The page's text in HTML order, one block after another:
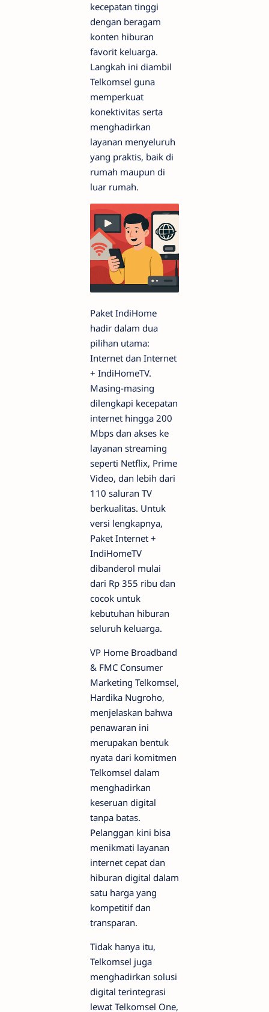
kecepatan tinggi
dengan beragam
konten hiburan
favorit keluarga.
Langkah ini diambil
Telkomsel guna
memperkuat
konektivitas serta
menghadirkan
layanan menyeluruh
yang praktis, baik di
rumah maupun di
luar rumah.
Paket IndiHome
hadir dalam dua
pilihan utama:
Internet dan Internet
+ IndiHomeTV.
Masing-masing
dilengkapi kecepatan
internet hingga 200
Mbps dan akses ke
layanan streaming
seperti Netflix, Prime
Video, dan lebih dari
110 saluran TV
berkualitas. Untuk
versi lengkapnya,
Paket Internet +
IndiHomeTV
dibanderol mulai
dari Rp 355 ribu dan
cocok untuk
kebutuhan hiburan
seluruh keluarga.
VP Home Broadband
& FMC Consumer
Marketing Telkomsel,
Hardika Nugroho,
menjelaskan bahwa
penawaran ini
merupakan bentuk
nyata dari komitmen
Telkomsel dalam
menghadirkan
keseruan digital
tanpa batas.
Pelanggan kini bisa
menikmati layanan
internet cepat dan
hiburan digital dalam
satu harga yang
kompetitif dan
transparan.
Tidak hanya itu,
Telkomsel juga
menghadirkan solusi
digital terintegrasi
lewat Telkomsel One,